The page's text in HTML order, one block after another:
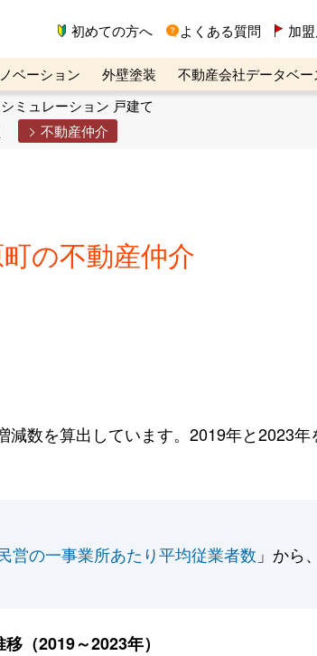
初めての方へ よくある質問 加
ベーション 外壁塗装
不動産会社データベー
動産売却ご相談デスク
シミュレーション 戸建て
不動産仲介
の不動産仲介
数を算出しています。2019年と2023
営の一事業所あたり平均従業者数 」から
（2019～2023年）